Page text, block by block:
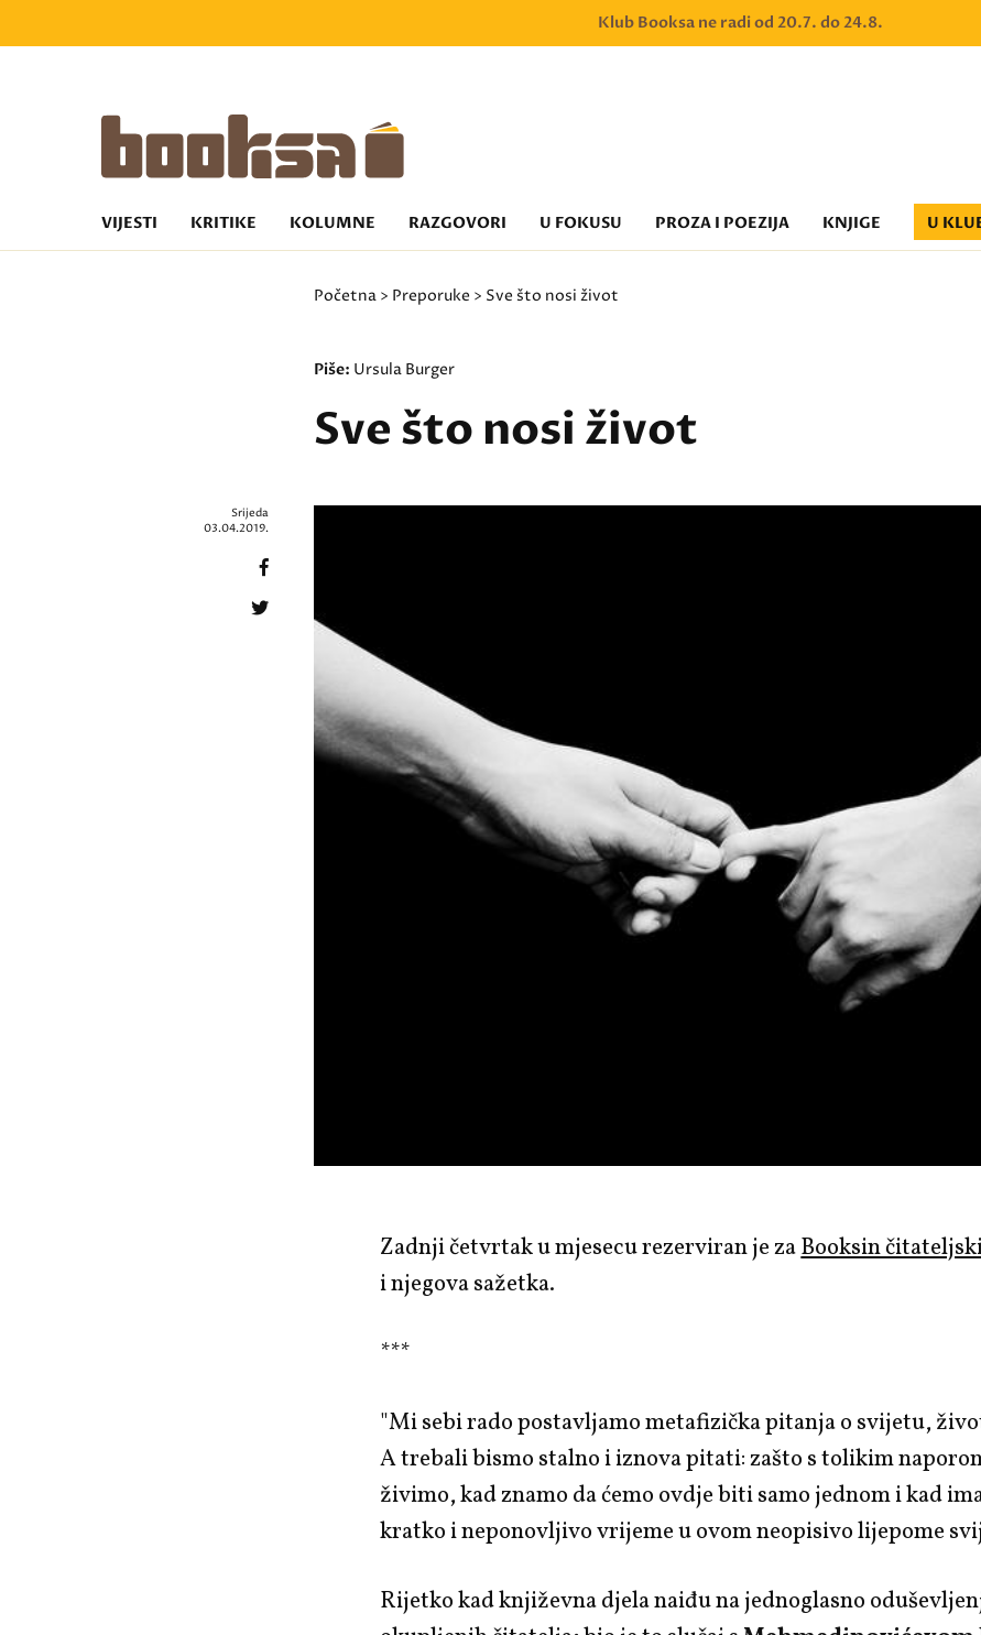
Klub Booksa ne radi od 20.7. do 24.8.
VIJESTI KRITIKE KOLUMNE RAZGOVORI U FOKUSU PROZA I POEZIJA KNJIGE U
Početna > Preporuke > Sve što nosi život
Piše: Ursula Burger
Sve što nosi život
Srijeda
03.04.2019.
Zadnji četvrtak u mjesecu rezerviran je zaBooksin
i njegova sažetka.
***
"Mi sebi rado postavljamo metafizička pitanja o svijetu,
A trebali bismo stalno i iznova pitati: zašto s tolikim
živimo, kad znamo da ćemo ovdje biti samo jednom i kad
kratko i neponovljivo vrijeme u ovom neopisivo lijepome
Rijetko kad književna djela naiđu na jednoglasno